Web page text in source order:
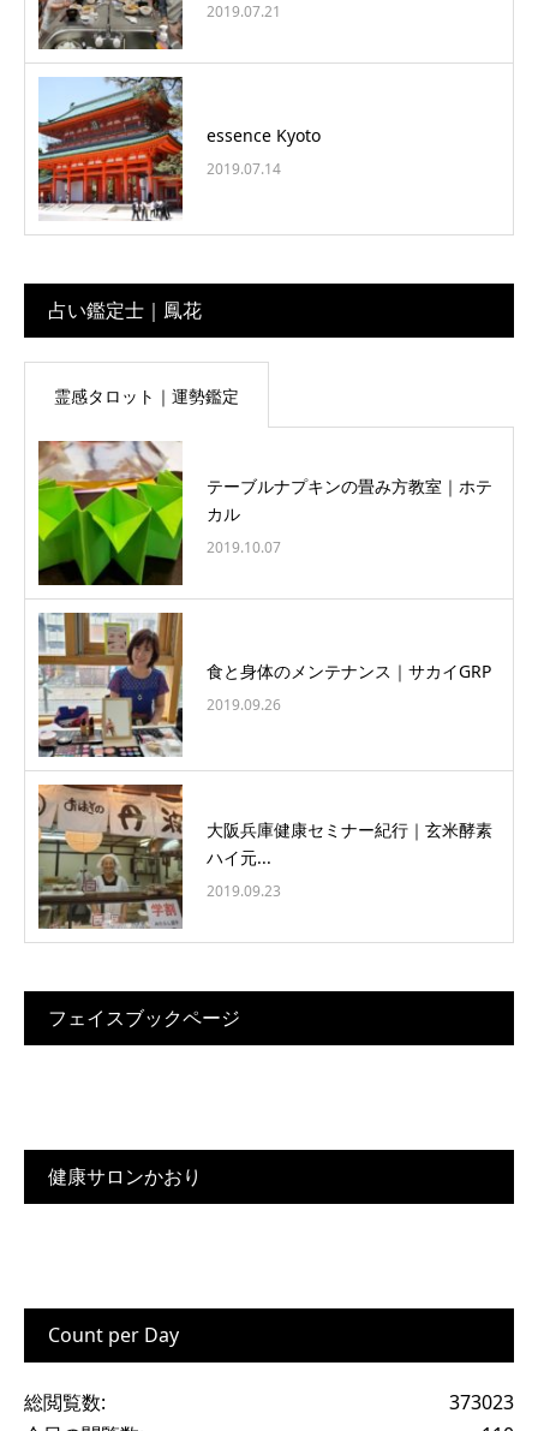
2019.07.21
essence Kyoto
2019.07.14
占い鑑定士｜鳳花
霊感タロット｜運勢鑑定
テーブルナプキンの畳み方教室｜ホテ
カル
2019.10.07
食と身体のメンテナンス｜サカイGRP
2019.09.26
大阪兵庫健康セミナー紀行｜玄米酵素
ハイ元...
2019.09.23
フェイスブックページ
健康サロンかおり
Count per Day
373023
総閲覧数: